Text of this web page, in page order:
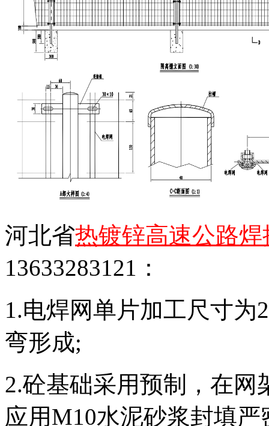
河北省热镀锌高速公路
13633283121：
1.电焊网单片加工尺寸为
弯形成;
2.砼基础采用预制，在
应用M10水泥砂浆封填严